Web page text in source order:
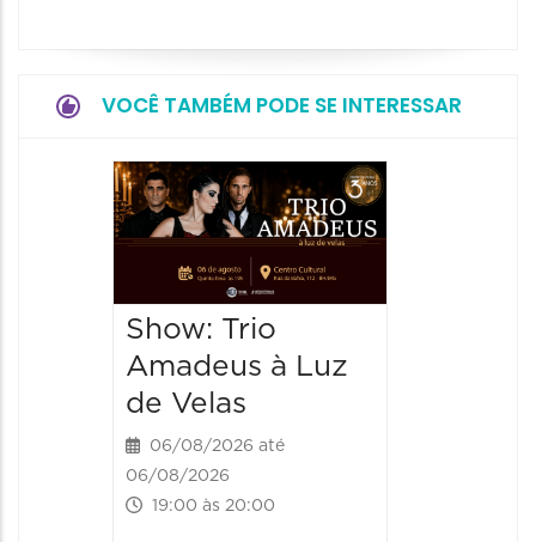
VOCÊ TAMBÉM PODE SE INTERESSAR
Show: Trio
Amadeus à Luz
de Velas
06/08/2026 até
06/08/2026
19:00 às 20:00